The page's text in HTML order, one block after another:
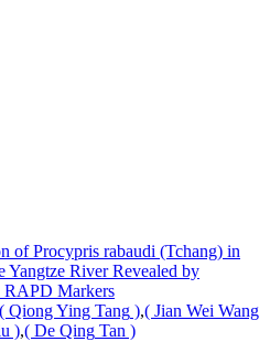
of Procypris rabaudi (Tchang) in
Yangtze River Revealed by
Markers
( Qiong Ying Tang ),( Jian Wei Wang
),( De Qing Tan )